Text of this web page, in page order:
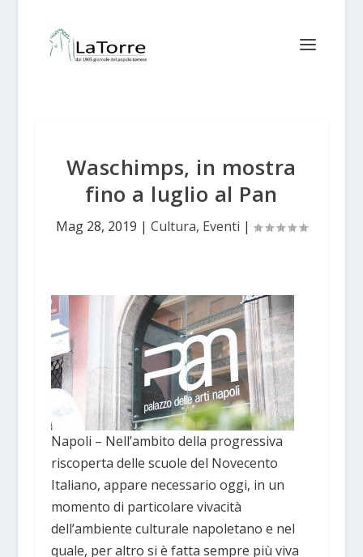
Waschimps, in mostra
fino a luglio al Pan
Mag 28, 2019 | Cultura, Eventi |
Napoli – Nell’ambito della progressiva
riscoperta delle scuole del Novecento
Italiano, appare necessario oggi, in un
momento di particolare vivacità
dell’ambiente culturale napoletano e nel
quale, per altro si è fatta sempre più viva